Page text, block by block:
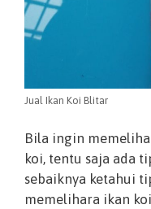
Jual Ikan Koi Blitar
Bila ingin
koi, tentu saja ada
sebaiknya ketahui
memelihara ikan